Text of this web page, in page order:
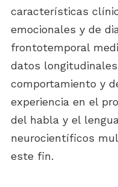
características
emocionales y de
frontotemporal
datos
comportamiento y
experiencia en el
del habla y el
neurocientíficos
este fin.